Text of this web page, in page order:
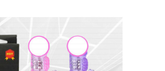
không hề khó chịu.